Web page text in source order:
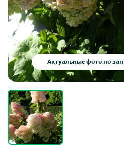
Актуальные фото по